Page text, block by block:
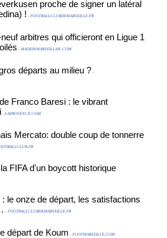
proche de signer un latéral
! - FOOTBALLCLUBDEMARSEILLE.FR
arbitres qui officieront en Ligue 1
- MADEINMARSEILLAIS.COM
départs au milieu ? -
Franco Baresi : le vibrant
- LAPROVENCE.COM
Mercato: double coup de tonnerre
FIFA d'un boycott historique -
le onze de départ, les satisfactions
- FOOTBALLCLUBDEMARSEILLE.FR
départ de Koum - FOOTMARSEILLE.COM